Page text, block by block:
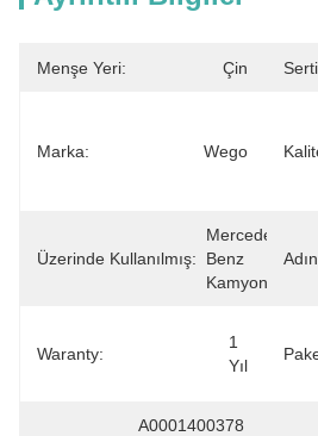
Menşe Yeri: Çin
Marka: Wego
Üzerinde Kullanılmış:
Mercedes
Benz
Kamyon
Waranty:
1
Yıl
A0001400378